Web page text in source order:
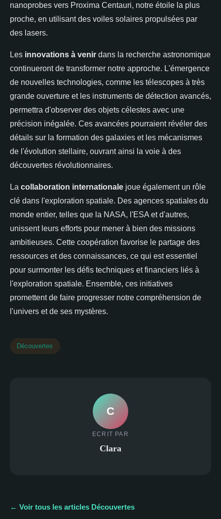
nanoprobes vers Proxima Centauri, notre étoile la plus
proche, en utilisant des voiles solaires propulsées par
des lasers.
Les innovations à venir dans la recherche astronomique
continueront de transformer notre approche. L'émergence
de nouvelles technologies, comme les télescopes à très
grande ouverture et les instruments de détection avancés,
permettra d'observer des objets célestes avec une
précision inégalée. Ces avancées pourraient révéler des
détails sur la formation des galaxies et les mécanismes
de l'évolution stellaire, ouvrant ainsi la voie à des
découvertes révolutionnaires.
La collaboration internationale joue également un rôle
clé dans l'exploration spatiale. Des agences spatiales du
monde entier, telles que la NASA, l'ESA et d'autres,
unissent leurs efforts pour mener à bien des missions
ambitieuses. Cette coopération favorise le partage des
ressources et des connaissances, ce qui est essentiel
pour surmonter les défis techniques et financiers liés à
l'exploration spatiale. Ensemble, ces initiatives
promettent de faire progresser notre compréhension de
l'univers et de ses mystères.
Découvertes
C
ECRIT PAR
Clara
← Voir tous les articles Découvertes